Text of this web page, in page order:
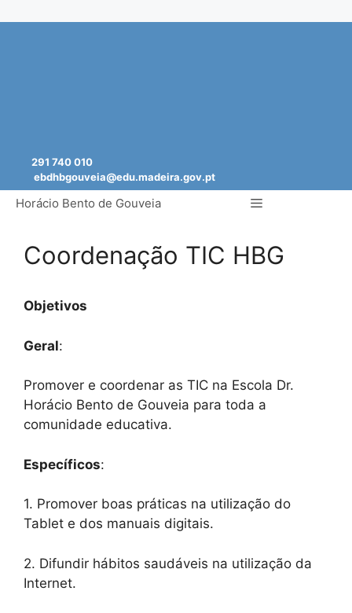
291 740 010
ebdhbgouveia@edu.madeira.gov.pt
Horácio Bento de Gouveia Menu
Coordenação TIC HBG
Objetivos
Geral:
Promover e coordenar as TIC na Escola Dr.
Horácio Bento de Gouveia para toda a
comunidade educativa.
Específicos:
1. Promover boas práticas na utilização do
Tablet e dos manuais digitais.
2. Difundir hábitos saudáveis na utilização da
Internet.